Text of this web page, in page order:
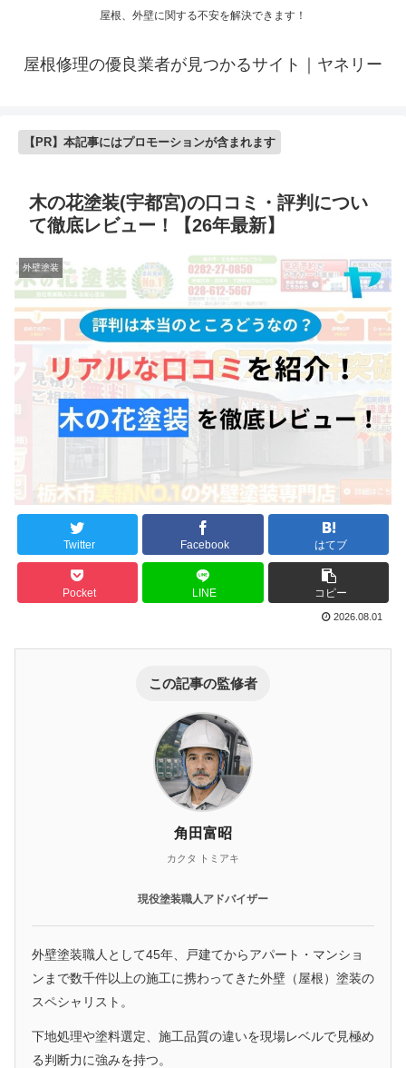
屋根、外壁に関する不安を解決できます！
屋根修理の優良業者が見つかるサイト｜ヤネリー
【PR】本記事にはプロモーションが含まれます
木の花塗装(宇都宮)の口コミ・評判につい
て徹底レビュー！【26年最新】
外壁塗装
Twitter Facebook はてブ
Pocket LINE コピー
2026.08.01
この記事の監修者
角田富昭
カクタ トミアキ
現役塗装職人アドバイザー
外壁塗装職人として45年、戸建てからアパート・マンショ
ンまで数千件以上の施工に携わってきた外壁（屋根）塗装の
スペシャリスト。
下地処理や塗料選定、施工品質の違いを現場レベルで見極め
る判断力に強みを持つ。